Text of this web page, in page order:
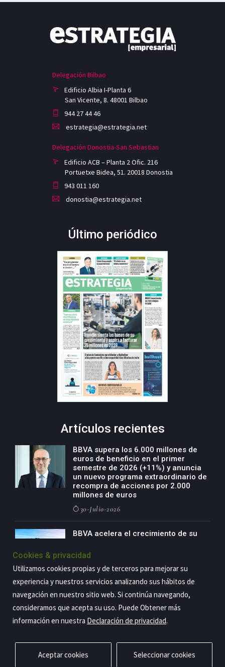
Delegación Bilbao
Edificio Albia I-Planta 6
San Vicente, 8. 48001 Bilbao
944 27 44 46
estrategia@estrategia.net
Delegación Donostia-San Sebastian
Edificio ACB – Planta 2 Ofic. 216
Portuetxe Bidea, 51. 20018 Donostia
943 011 160
donostia@estrategia.net
Último periódico
Artículos recientes
BBVA supera los 6.000 millones de
euros de beneficio en el primer
semestre de 2026 (+11%) y anuncia
un nuevo programa extraordinario de
recompra de acciones por 2.000
millones de euros
30-Julio-2026
BBVA acelera el crecimiento de su
de especialización presente en siete
países
29-Julio-2026
Copyright@2026 Estrategia Empresarial
Cookies & privacidad
Utilizamos cookies propias y de terceros para mejorar su
experiencia y nuestros servicios analizando sus hábitos de
navegación en nuestro sitio web. Si continúa navegando,
consideramos que acepta su uso. Puede Obtener más
información en nuestra Declaración de privacidad.
Aceptar cookies Seleccionar cookies